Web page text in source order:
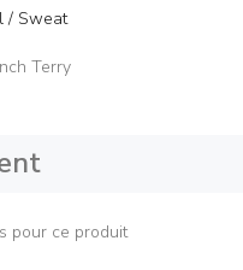
/ Sweat
Terry
pour ce produit